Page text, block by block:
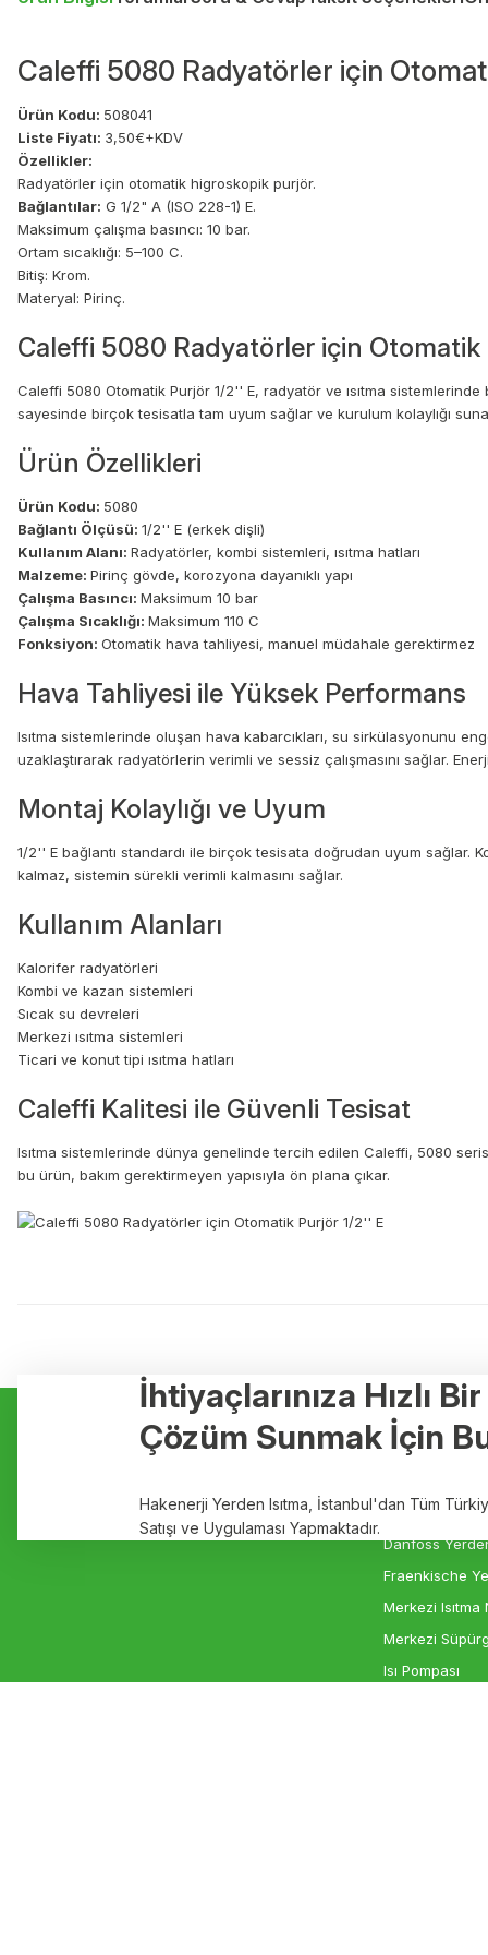
Caleffi 5080 Radyatörler için
Ürün Kodu: 508041
Liste Fiyatı: 3,50€+KDV
Özellikler:
Radyatörler için otomatik higroskopik purjör.
Bağlantılar: G 1/2" A (ISO 228-1) E.
Maksimum çalışma basıncı: 10 bar.
Ortam sıcaklığı: 5–100 C.
Bitiş: Krom.
Materyal: Pirinç.
Caleffi 5080 Radyatörler için Otomatik
Caleffi 5080 Otomatik Purjör 1/2'' E, radyatör ve ısıtma
sayesinde birçok tesisatla tam uyum sağlar ve kurulum kolaylığı
Ürün Özellikleri
Ürün Kodu: 5080
Bağlantı Ölçüsü: 1/2'' E (erkek dişli)
Kullanım Alanı: Radyatörler, kombi sistemleri, ısıtma hatları
Malzeme: Pirinç gövde, korozyona dayanıklı yapı
Çalışma Basıncı: Maksimum 10 bar
Çalışma Sıcaklığı: Maksimum 110 C
Fonksiyon: Otomatik hava tahliyesi, manuel müdahale gerektirmez
Hava Tahliyesi ile Yüksek Performans
Isıtma sistemlerinde oluşan hava kabarcıkları, su sirkülasyonunu
uzaklaştırarak radyatörlerin verimli ve sessiz çalışmasını sağlar.
Montaj Kolaylığı ve Uyum
1/2'' E bağlantı standardı ile birçok tesisata doğrudan uyum sağlar.
kalmaz, sistemin sürekli verimli kalmasını sağlar.
Kullanım Alanları
Kalorifer radyatörleri
Kombi ve kazan sistemleri
Sıcak su devreleri
Merkezi ısıtma sistemleri
Ticari ve konut tipi ısıtma hatları
Caleffi Kalitesi ile Güvenli Tesisat
Isıtma sistemlerinde dünya genelinde tercih edilen Caleffi, 5080
bu ürün, bakım gerektirmeyen yapısıyla ön plana çıkar.
Ürün açıklamasında eksik bilgiler bulunuyor.
Ürün bilgilerinde hatalar bulunuyor.
Bu ürüne benzer farklı alternatifler olmalı.
İhtiyaçlarınıza Hızlı
Çözüm Sunmak İçin
Hakenerji Yerden Isıtma, İstanbul'dan Tüm
Satışı ve Uygulaması Yapmaktadır.
Hizmetler
Yerden Isıtma
Rehau Yerden
Danfoss
Fraenkische
Merkezi Isıtma
Merkezi
Isı Pompası